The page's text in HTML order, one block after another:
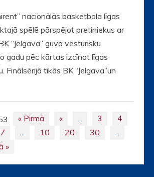
nacionālās basketbola līgas
spēlē pārspējot pretiniekus ar
“Jelgava” guva vēsturisku
gadu pēc kārtas izcīnot līgas
Finālsērijā tikās BK “Jelgava”un
« Pirmā « 3
4
7 10 20 30
»